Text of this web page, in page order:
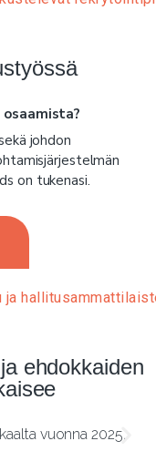
johdon
on tukenasi.
ehdokkaiden